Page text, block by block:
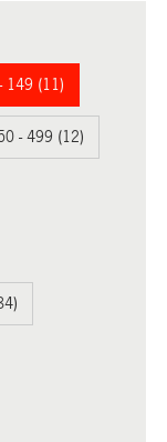
149 (11)
- 499 (12)